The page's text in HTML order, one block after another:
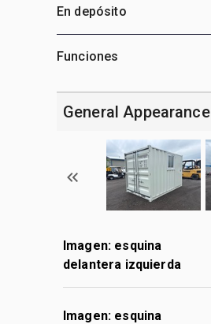
En depósito
Funciones
General Appearance
Imagen: esquina
delantera izquierda
Imagen: esquina